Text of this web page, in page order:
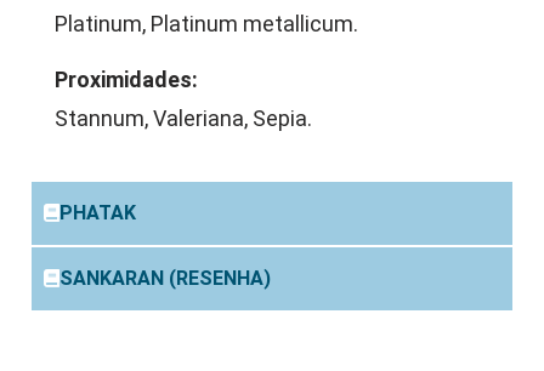
Platinum, Platinum metallicum.
Proximidades:
Stannum, Valeriana, Sepia.
PHATAK
SANKARAN (RESENHA)